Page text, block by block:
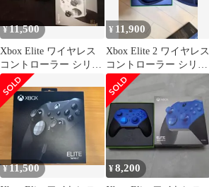
¥11,500
Xbox Elite ワイヤレス
コントローラー シリー
ズ 2
¥ 11,900
Xbox Elite 2 ワイヤレス
コントローラー シリー
ズ
¥11,500 ¥8,200